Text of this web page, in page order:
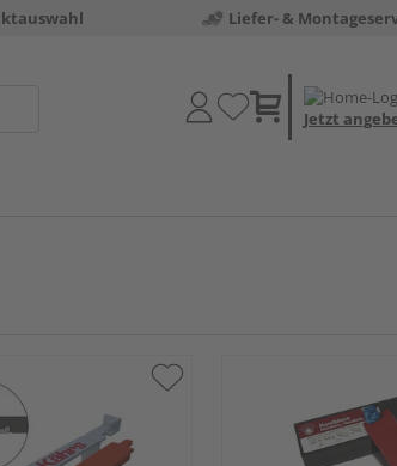
Liefer- &
Jetzt